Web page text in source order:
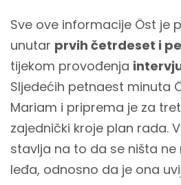
Sve ove informacije Öst je
unutar prvih četrdeset i
tijekom provođenja
Sljedećih petnaest minuta
Mariam i priprema je za
zajednički kroje plan rada.
stavlja na to da se ništa ne
leđa, odnosno da je ona